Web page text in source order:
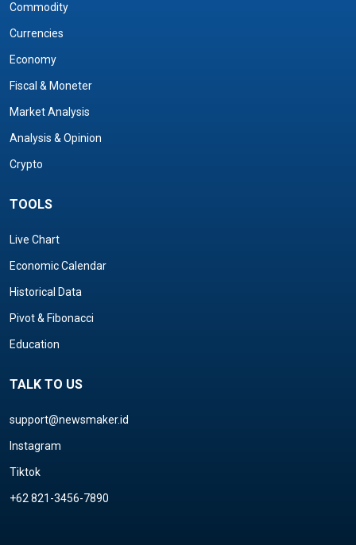
Commodity
Currencies
Economy
Fiscal & Moneter
Market Analysis
Analysis & Opinion
Crypto
TOOLS
Live Chart
Economic Calendar
Historical Data
Pivot & Fibonacci
Education
TALK TO US
support@newsmaker.id
Instagram
Tiktok
+62 821-3456-7890